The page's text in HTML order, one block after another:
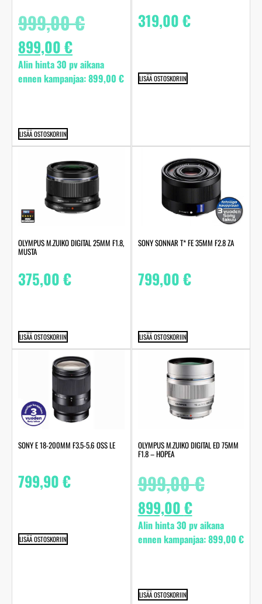
999,00€
899,00€
Alin hinta 30 pv aikana
ennen kampanjaa:899,00 €
LISÄÄ OSTOSKORIIN
319,00€
LISÄÄ OSTOSKORIIN
OLYMPUS M.ZUIKO DIGITAL 25MM F1.8,
MUSTA
375,00€
LISÄÄ OSTOSKORIIN
SONY SONNAR T* FE 35MM F2.8 ZA
799,00€
LISÄÄ OSTOSKORIIN
SONY E 18-200MM F3.5-5.6 OSS LE
799,90€
LISÄÄ OSTOSKORIIN
OLYMPUS M.ZUIKO DIGITAL ED 75MM
F1.8 – HOPEA
999,00€
899,00€
Alin hinta 30 pv aikana
ennen kampanjaa:899,00 €
LISÄÄ OSTOSKORIIN